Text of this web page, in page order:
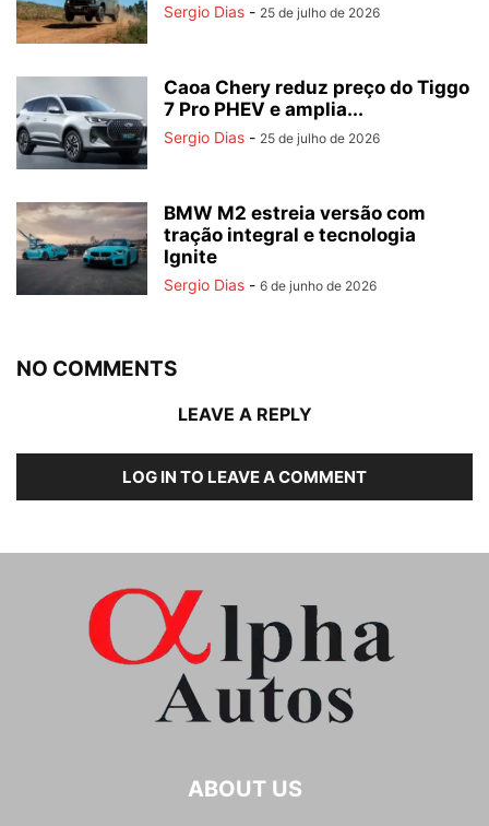
Sergio Dias - 25 de julho de 2026
Caoa Chery reduz preço do Tiggo
7 Pro PHEV e amplia...
Sergio Dias - 25 de julho de 2026
BMW M2 estreia versão com
tração integral e tecnologia
Ignite
Sergio Dias - 6 de junho de 2026
NO COMMENTS
LEAVE A REPLY
LOG IN TO LEAVE A COMMENT
ABOUT US